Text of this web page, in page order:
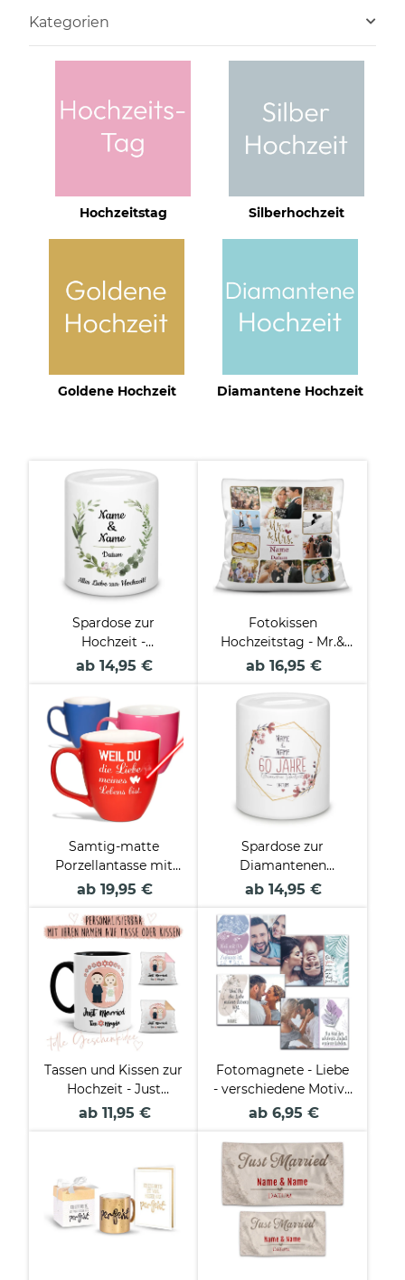
Hochzeitstag Silberhochzeit
Goldene Hochzeit Diamantene Hochzeit
Spardose zur
Hochzeit -
Blumenkranz - mit
Hochzeitsdatum
ab 14,95 €
Fotokissen
Hochzeitstag - Mr.&
Mrs. - mit Fotos,
Datum
ab 16,95 €
Samtig-matte
Porzellantasse mit
Gravur - XXL
meines Lebens - mit
Hochglanzeffekt
ab 19,95 €
Spardose zur
Diamantenen
Hochzeit - mit Namen
ab 14,95 €
Tassen und Kissen zur
Hochzeit - Just
Married - mit Namen
ab 11,95 €
Fotomagnete - Liebe
- verschiedene Motive
- mit Name
ab 6,95 €
Kategorien